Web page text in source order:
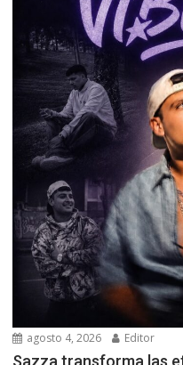
agosto 4, 2026 Editor
Sazza transforma las